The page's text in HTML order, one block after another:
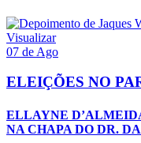
Visualizar
07 de Ago
ELEIÇÕES NO
ELLAYNE
NA CHAPA DO DR.